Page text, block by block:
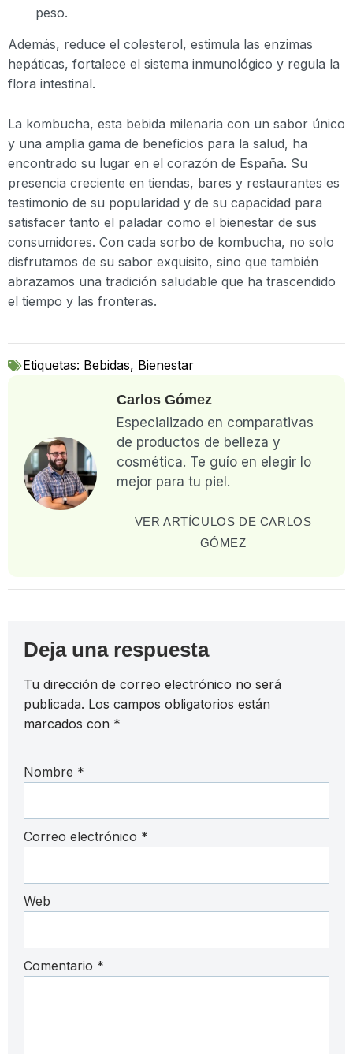
peso.
Además, reduce el colesterol, estimula las enzimas
hepáticas, fortalece el sistema inmunológico y regula la
flora intestinal.
La kombucha, esta bebida milenaria con un sabor único
y una amplia gama de beneficios para la salud, ha
encontrado su lugar en el corazón de España. Su
presencia creciente en tiendas, bares y restaurantes es
testimonio de su popularidad y de su capacidad para
satisfacer tanto el paladar como el bienestar de sus
consumidores. Con cada sorbo de kombucha, no solo
disfrutamos de su sabor exquisito, sino que también
abrazamos una tradición saludable que ha trascendido
el tiempo y las fronteras.
Etiquetas: Bebidas, Bienestar
Carlos Gómez
Especializado en comparativas
de productos de belleza y
cosmética. Te guío en elegir lo
mejor para tu piel.
VER ARTÍCULOS DE CARLOS
GÓMEZ
Deja una respuesta
Tu dirección de correo electrónico no será
publicada. Los campos obligatorios están
marcados con *
Nombre *
Correo electrónico *
Web
Comentario *